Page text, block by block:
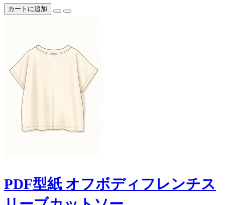
カートに追加
PDF型紙 オフボディフレンチス